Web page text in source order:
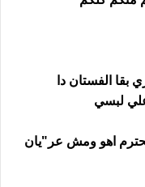
بقا الفستان دا
لبسي
اهو ومش عر"يان